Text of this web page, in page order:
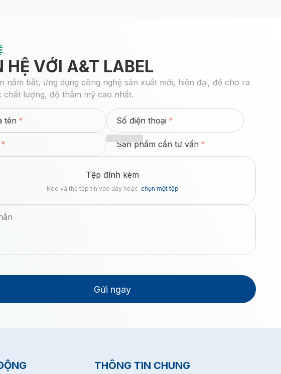
HỆ VỚI A&T LABEL
nắm bắt, ứng dụng công nghệ sản xuất mới, hiện đại, để cho ra
chất lượng, độ thẩm mỹ cao nhất.
tên Số điện thoại
Sản phẩm cần tư vấn
Tệp đính kèm
Kéo và thả tệp tin vào đây hoặc chọn một tệp
Gửi ngay
THÔNG TIN CHUNG